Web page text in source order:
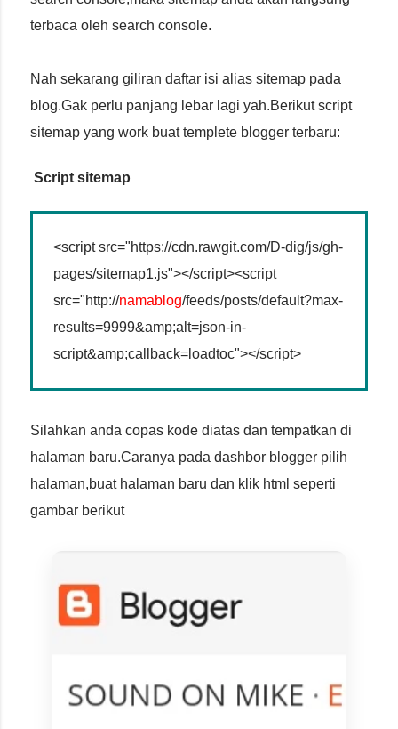
terbaca oleh search console.
Nah sekarang giliran daftar isi alias sitemap pada
blog.Gak perlu panjang lebar lagi yah.Berikut script
sitemap yang work buat templete blogger terbaru:
Script sitemap
<script src="https://cdn.rawgit.com/D-dig/js/gh-
pages/sitemap1.js"></script><script
src="http://namablog/feeds/posts/default?max-
results=9999&amp;alt=json-in-
script&amp;callback=loadtoc"></script>
Silahkan anda copas kode diatas dan tempatkan di
halaman baru.Caranya pada dashbor blogger pilih
halaman,buat halaman baru dan klik html seperti
gambar berikut